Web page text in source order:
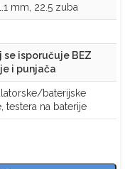
mm, 22.5 zuba
se isporučuje BEZ
i punjača
baterijske
testera na baterije